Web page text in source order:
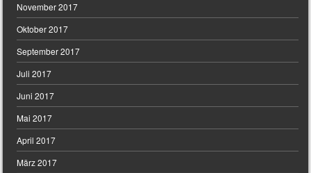
November 2017
Oktober 2017
September 2017
Juli 2017
Juni 2017
Mai 2017
April 2017
März 2017